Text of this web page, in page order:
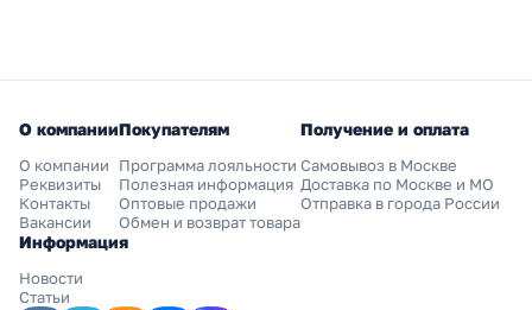
О компании
О компании
Реквизиты
Контакты
Вакансии
Покупателям
Программа лояльности
Полезная информация
Оптовые продажи
Обмен и возврат товара
Получение и оплата
Самовывоз в Москве
Доставка по Москве и МО
Отправка в города России
Информация
Новости
Статьи